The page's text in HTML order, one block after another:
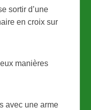
sortir d’une
en croix sur
manières
avec une arme